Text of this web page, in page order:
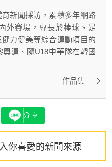
新聞採訪，累積多年網路
外賽場，專長於棒球、足
力健美等綜合運動項目的
運、隨U18中華隊在韓國
作品集
分享
你喜愛的新聞來源